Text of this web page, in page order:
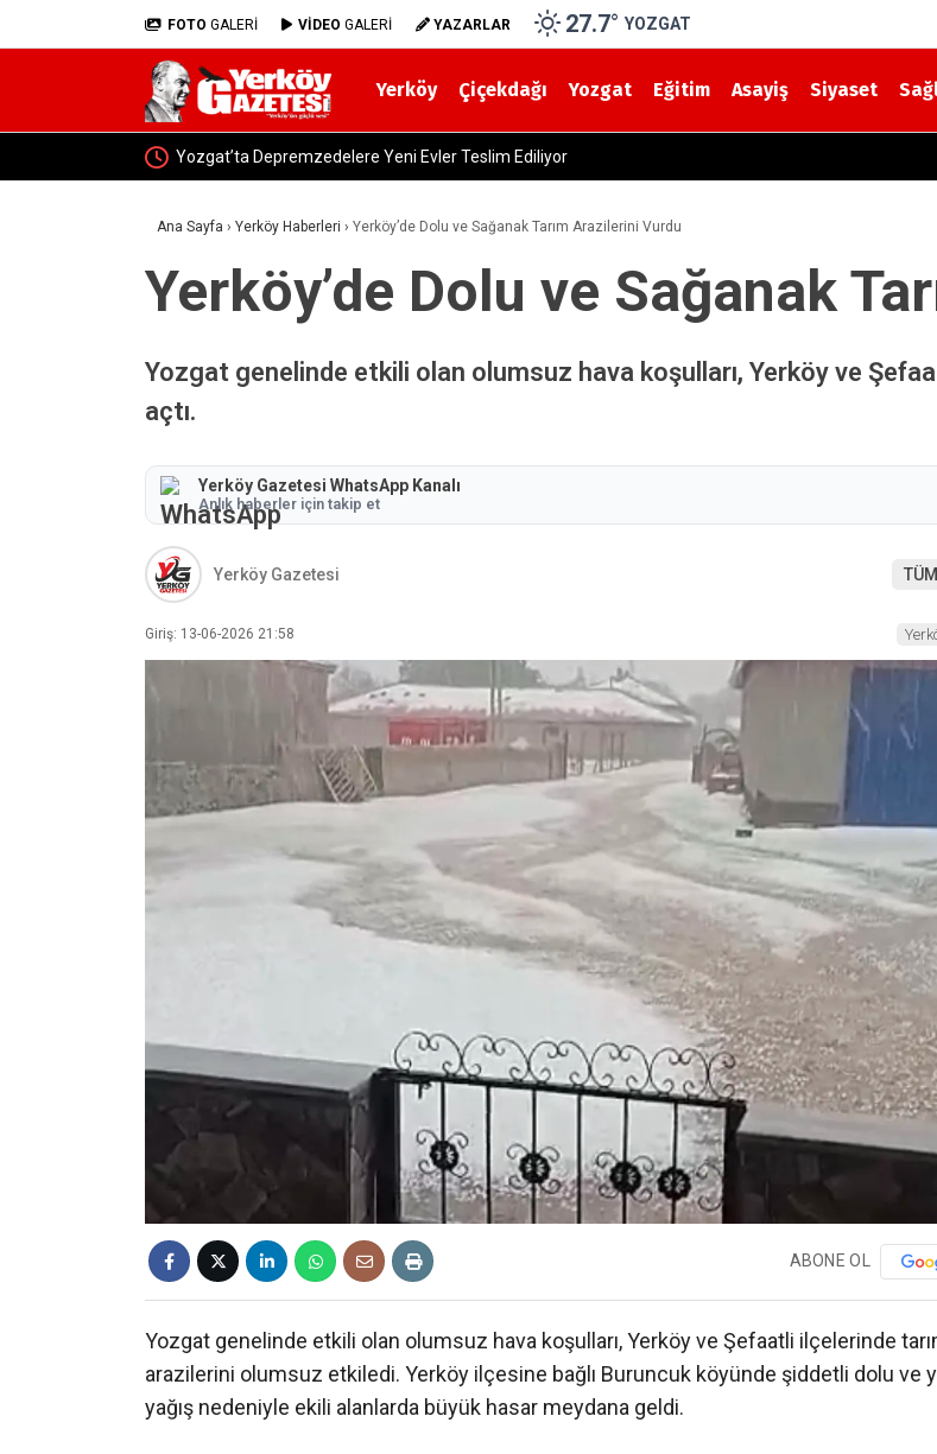
FOTO GALERİ VİDEO GALERİ YAZARLAR 27.7° YOZGAT
Yerköy Çiçekdağı Yozgat Eğitim Asayiş Siyaset
Yozgat’ta Depremzedelere Yeni Evler Teslim Ediliyor
Ana Sayfa › Yerköy Haberleri › Yerköy’de Dolu ve Sağanak Tarım Arazilerini Vurdu
Yerköy’de Dolu ve Sağanak
Yozgat genelinde etkili olan olumsuz hava koşulları, Yerköy ve
açtı.
Yerköy Gazetesi WhatsApp Kanalı
Anlık haberler için takip et
Yerköy Gazetesi
Giriş: 13-06-2026 21:58
ABONE OL
Yozgat genelinde etkili olan olumsuz hava koşulları, Yerköy ve Şefaatli ilçelerinde
arazilerini olumsuz etkiledi. Yerköy ilçesine bağlı Buruncuk köyünde şiddetli dolu ve
yağış nedeniyle ekili alanlarda büyük hasar meydana geldi.